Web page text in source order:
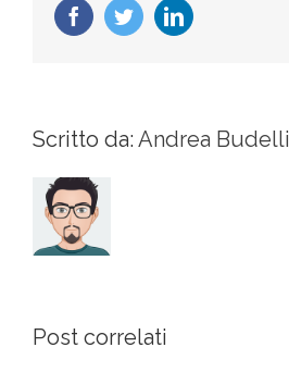
FacebookTwitterLinkedIn
Scritto da: Andrea Budelli
Post correlati